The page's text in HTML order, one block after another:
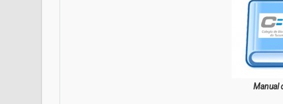
Manual